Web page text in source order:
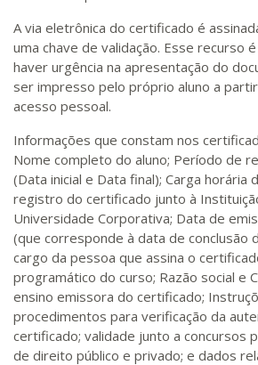
A via eletrônica do certificado é
uma chave de validação. Esse recurso
haver urgência na apresentação do
ser impresso pelo próprio aluno a
acesso pessoal.
Informações que constam nos
Nome completo do aluno; Período de
(Data inicial e Data final); Carga horária
registro do certificado junto à
Universidade Corporativa; Data de
(que corresponde à data de conclusão
cargo da pessoa que assina o
programático do curso; Razão social e
ensino emissora do certificado;
procedimentos para verificação da
certificado; validade junto a concursos
de direito público e privado; e dados